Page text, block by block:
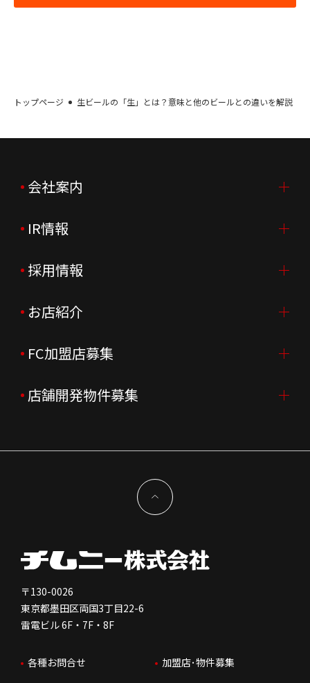
トップページ 生ビールの「生」とは？意味と他のビールとの違いを解説
会社案内
会社案内TOP
ご挨拶
会社概要
会社沿革
企業理念
新型コロナウイルス対応
IR情報
IR情報TOP
ニュースリリース
月次売上
決算資料
コーポレートガバナンス
免責事項
株価情報
IRお問合せ
採用情報
採用情報TOP
新卒採用
中途採用
会社を知る
人を知る
はたらく環境
人財育成
お店紹介
店舗を探す・予約する
よくあるご質問
FC加盟店募集
FC加盟店募集TOP
独立支援について
FC加盟店お問合せ
店舗開発物件募集
〒130-0026
東京都墨田区両国3丁目22-6
雷電ビル 6F・7F・8F
各種お問合せ 加盟店･物件募集